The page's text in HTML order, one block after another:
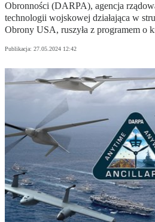
Obronności (DARPA), agencja
technologii wojskowej działająca w
Obrony USA, ruszyła z programem o
Publikacja: 27.05.2024 12:42